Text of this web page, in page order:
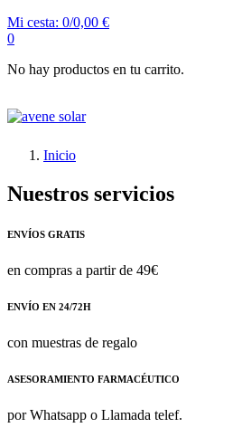
Mi cesta: 0/0,00 €
0
No hay productos en tu carrito.
Inicio
Nuestros servicios
ENVÍOS GRATIS
en compras a partir de 49€
ENVÍO EN 24/72H
con muestras de regalo
ASESORAMIENTO FARMACÉUTICO
por Whatsapp o Llamada telef.